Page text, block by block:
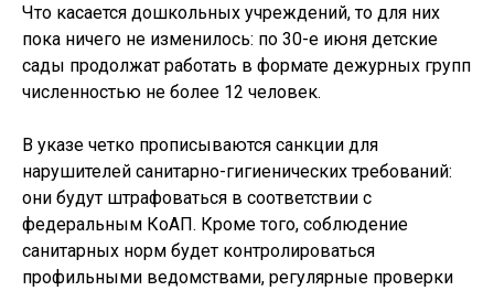
Что касается дошкольных учреждений, то для них
пока ничего не изменилось: по 30-е июня детские
сады продолжат работать в формате дежурных групп
численностью не более 12 человек.
В указе четко прописываются санкции для
нарушителей санитарно-гигиенических требований:
они будут штрафоваться в соответствии с
федеральным КоАП. Кроме того, соблюдение
санитарных норм будет контролироваться
профильными ведомствами, регулярные проверки